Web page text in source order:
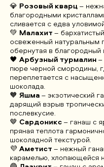
💎 Розовый кварц–
благородными
сливается с едва
💚 Малахит–
освеженный натуральным
обернутая в благородный
🖤 Арбузный турмалин–
пюре черной смородины,
переплетается с
шоколада.
🧡 Яшма– экзотический
дарящий взрыв
послевкусие.
🤎 Сардоникс– ганаш с
пряная теплота
шоколадной текстурой.
💜 Аметист– нежный
карамелью, хлопающейся